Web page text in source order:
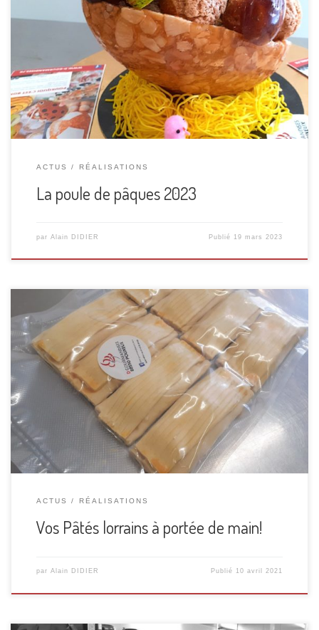
Pour l’occasion du week-end pascal, découvrez ma
création de pâques 2023! Sur sont nid en paille de sucre
une poule ce dresse fièrement, elle est composée d’une
coque en nougatine amande, d’un assortiment de 24 choux
aux multi parfums: vanille bourbon, caramel au beurre salé
de Guérande, a la crème […]
ACTUS RÉALISATIONS
La poule de pâques 2023
par Alain DIDIER Publié 19 mars 2023
Qu’est-ce qu’on mange ce soir? T’as une idée ?! Pffff… Sais
pas quoi faire…. Marre de faire à manger! Chaque
problème a sa solution! Vos Patés lorrains à portée de
main! « prêt à cuire »ils sont vendu surgelés en sachet sous
vide, 200° 35 mn et c’est prêt! Vendu par lot […]
ACTUS RÉALISATIONS
Vos Pâtés lorrains à portée de main!
par Alain DIDIER Publié 10 avril 2021